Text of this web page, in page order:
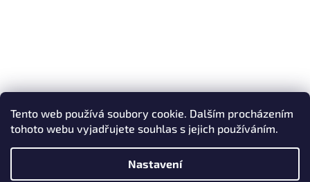
Tento web používá soubory cookie. Dalším procházením
tohoto webu vyjadřujete souhlas s jejich používáním.
Nastavení
Sledovat na Instagramu
Facebook